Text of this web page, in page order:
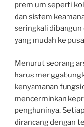
premium seperti
dan sistem
seringkali dibangun
yang mudah ke
Menurut seorang
harus
kenyamanan
mencerminkan
penghuninya.
dirancang dengan